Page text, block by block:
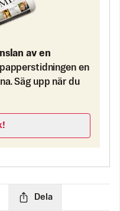
av en
en
Säg upp när du
Dela